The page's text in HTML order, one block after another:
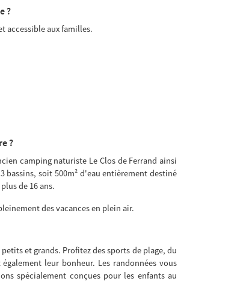
?
accessible aux familles.
?
camping naturiste Le Clos de Ferrand ainsi
bassins, soit 500m² d'eau entièrement destiné
de 16 ans.
des vacances en plein air.
et grands. Profitez des sports de plage, du
leur bonheur. Les randonnées vous
spécialement conçues pour les enfants au